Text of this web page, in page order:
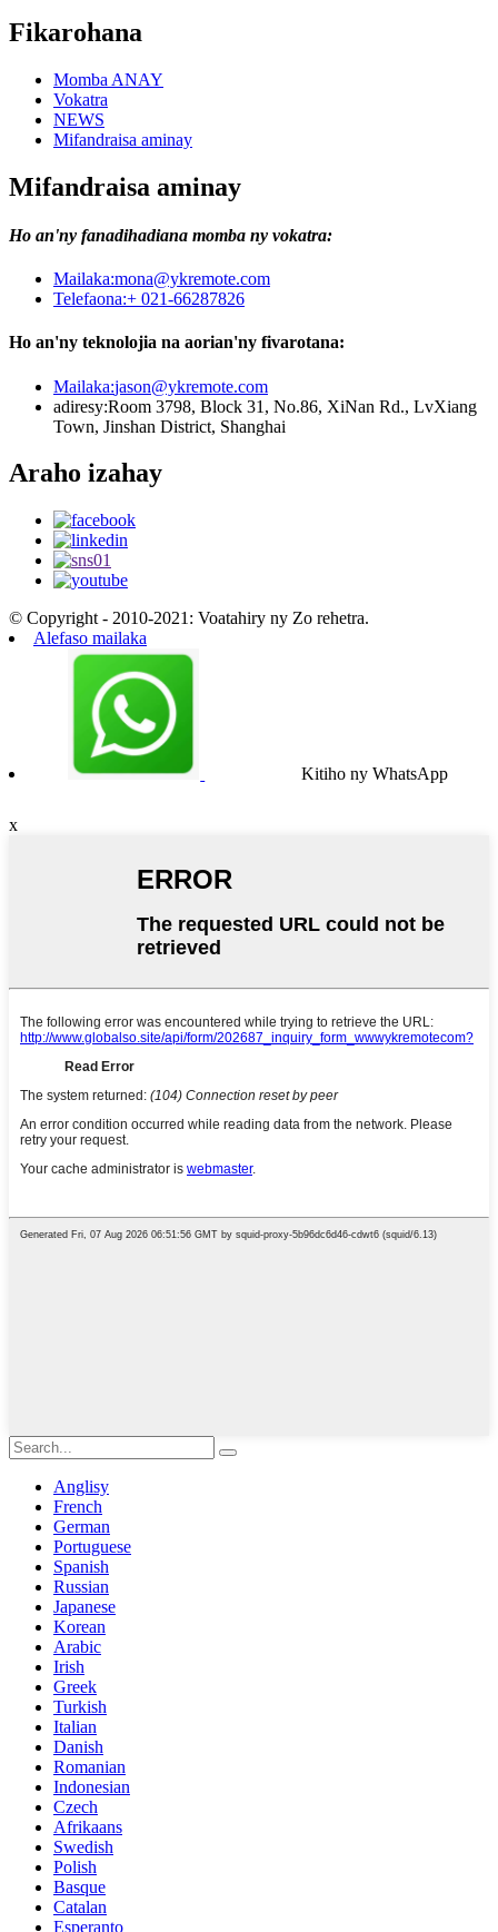
Fikarohana
Momba ANAY
Vokatra
NEWS
Mifandraisa aminay
Mifandraisa aminay
Ho an'ny fanadihadiana momba ny vokatra:
Mailaka:mona@ykremote.com
Telefaona:+ 021-66287826
Ho an'ny teknolojia na aorian'ny fivarotana:
Mailaka:jason@ykremote.com
adiresy:Room 3798, Block 31, No.86, XiNan Rd., LvXiang
Town, Jinshan District, Shanghai
Araho izahay
© Copyright - 2010-2021: Voatahiry ny Zo rehetra.
Alefaso mailaka
Kitiho ny WhatsApp
x
Anglisy
French
German
Portuguese
Spanish
Russian
Japanese
Korean
Arabic
Irish
Greek
Turkish
Italian
Danish
Romanian
Indonesian
Czech
Afrikaans
Swedish
Polish
Basque
Catalan
Esperanto